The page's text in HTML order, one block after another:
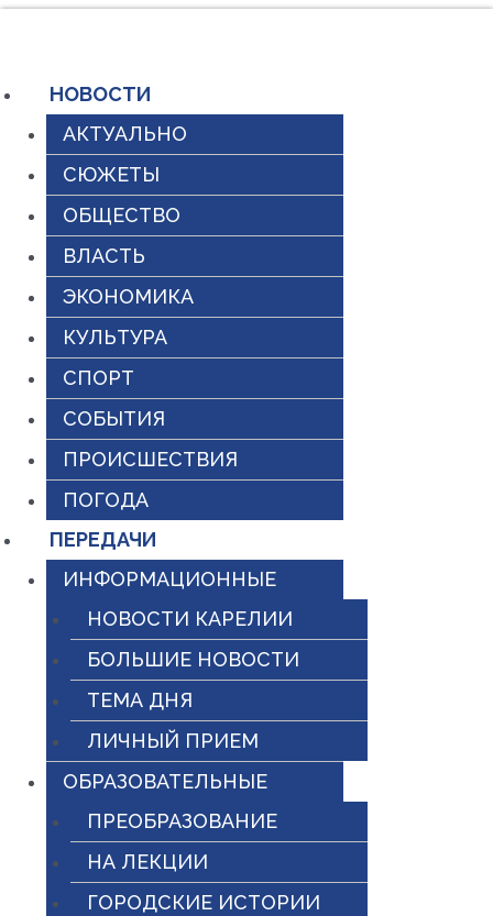
содержимому
НОВОСТИ
АКТУАЛЬНО
СЮЖЕТЫ
ОБЩЕСТВО
ВЛАСТЬ
ЭКОНОМИКА
КУЛЬТУРА
СПОРТ
СОБЫТИЯ
ПРОИСШЕСТВИЯ
ПОГОДА
ПЕРЕДАЧИ
ИНФОРМАЦИОННЫЕ
НОВОСТИ КАРЕЛИИ
БОЛЬШИЕ НОВОСТИ
ТЕМА ДНЯ
ЛИЧНЫЙ ПРИЕМ
ОБРАЗОВАТЕЛЬНЫЕ
ПРЕОБРАЗОВАНИЕ
НА ЛЕКЦИИ
ГОРОДСКИЕ ИСТОРИИ